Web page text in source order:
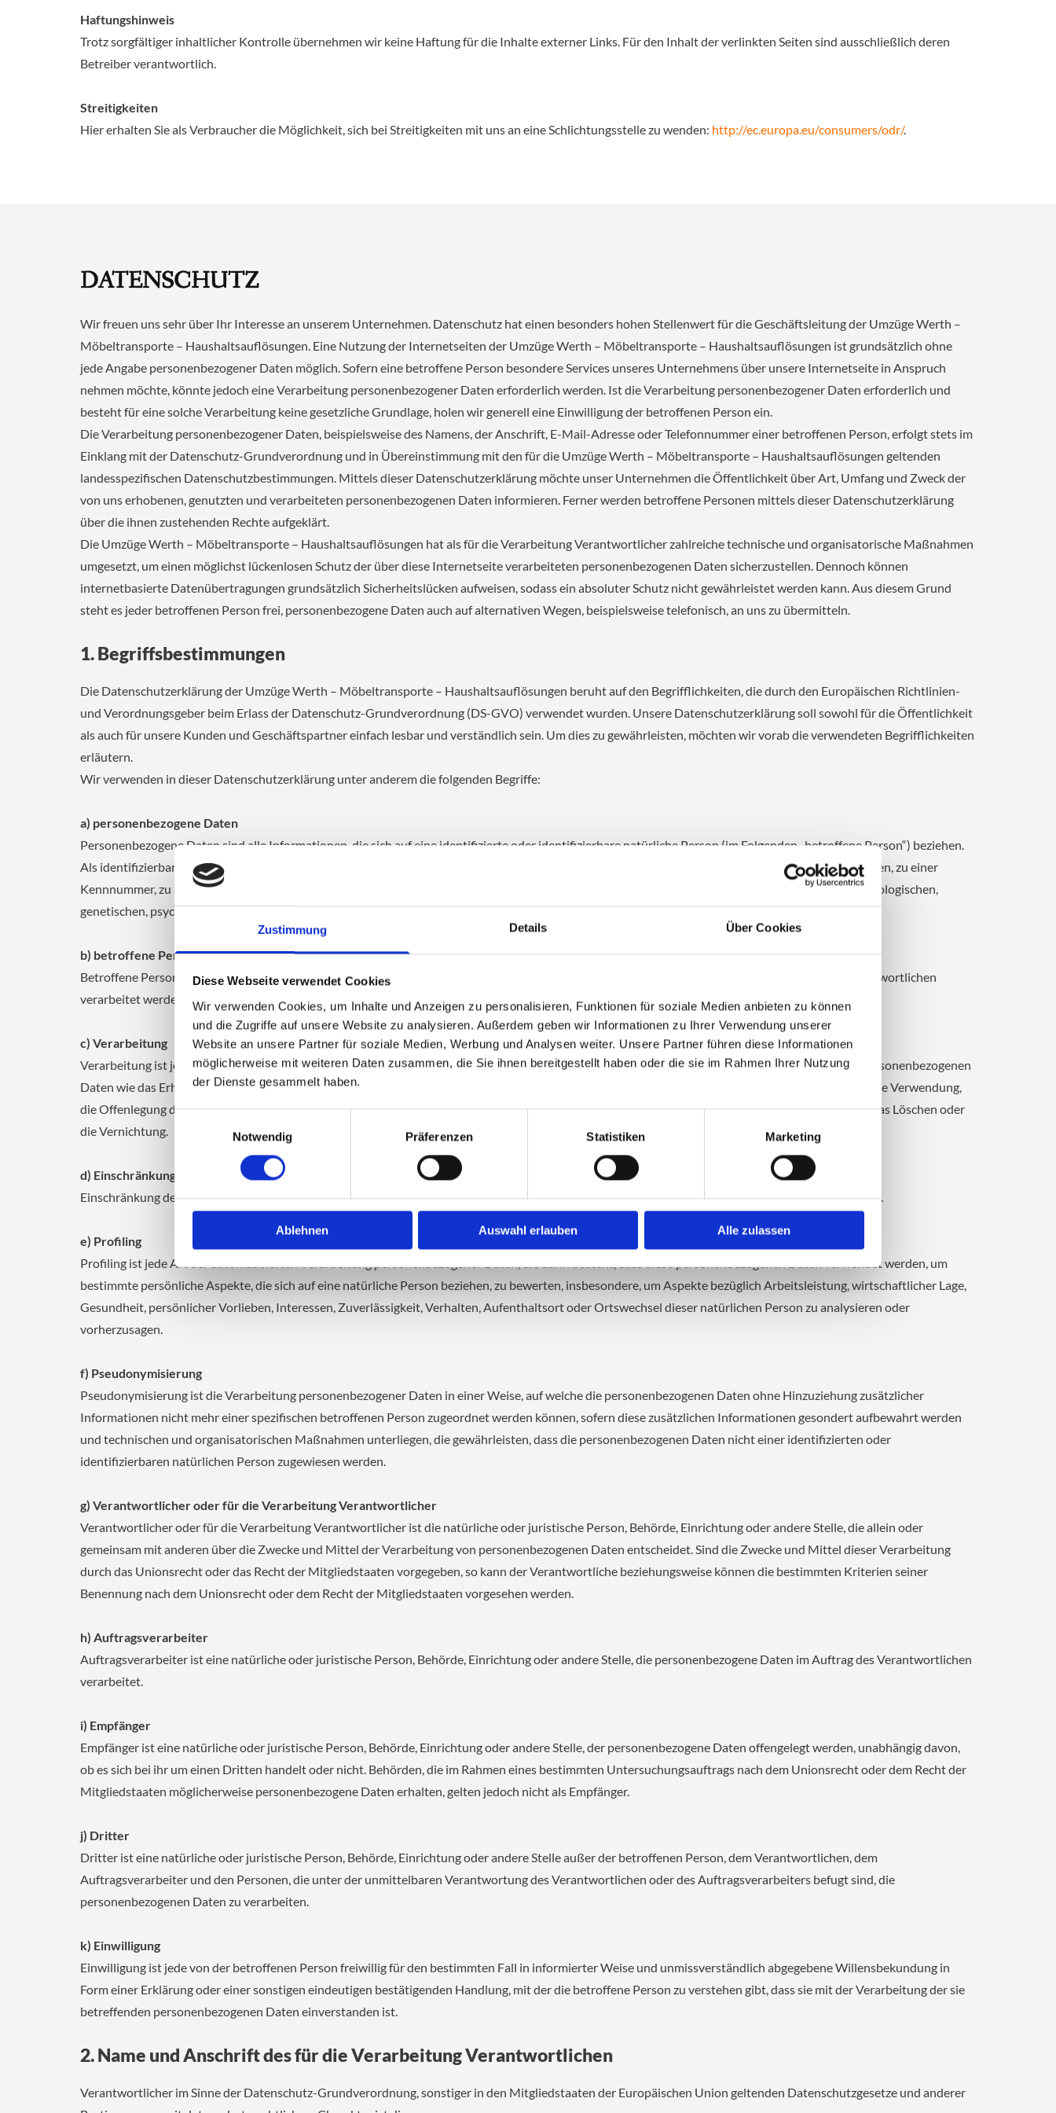
Zustimmung Details Über Cookies
Diese Webseite verwendet Cookies
Wir verwenden Cookies, um Inhalte und Anzeigen zu personalisieren, Funktionen für soziale Medien anbieten zu können
und die Zugriffe auf unsere Website zu analysieren. Außerdem geben wir Informationen zu Ihrer Verwendung unserer
Website an unsere Partner für soziale Medien, Werbung und Analysen weiter. Unsere Partner führen diese Informationen
möglicherweise mit weiteren Daten zusammen, die Sie ihnen bereitgestellt haben oder die sie im Rahmen Ihrer Nutzung
der Dienste gesammelt haben.
Einwilligungsauswahl
Notwendig
Präferenzen Statistiken Marketing
Ablehnen Auswahl erlauben Alle zulassen
Haftungshinweis
Trotz sorgfältiger inhaltlicher Kontrolle übernehmen wir keine Haftung für die Inhalte externer Links. Für den Inhalt der verlinkten Seiten sind ausschließlich deren
Betreiber verantwortlich.
Streitigkeiten
Hier erhalten Sie als Verbraucher die Möglichkeit, sich bei Streitigkeiten mit uns an eine Schlichtungsstelle zu wenden: http://ec.europa.eu/consumers/odr/.
DATENSCHUTZ
Wir freuen uns sehr über Ihr Interesse an unserem Unternehmen. Datenschutz hat einen besonders hohen Stellenwert für die Geschäftsleitung der Umzüge Werth –
Möbeltransporte – Haushaltsauflösungen. Eine Nutzung der Internetseiten der Umzüge Werth – Möbeltransporte – Haushaltsauflösungen ist grundsätzlich ohne
jede Angabe personenbezogener Daten möglich. Sofern eine betroffene Person besondere Services unseres Unternehmens über unsere Internetseite in Anspruch
nehmen möchte, könnte jedoch eine Verarbeitung personenbezogener Daten erforderlich werden. Ist die Verarbeitung personenbezogener Daten erforderlich und
besteht für eine solche Verarbeitung keine gesetzliche Grundlage, holen wir generell eine Einwilligung der betroffenen Person ein.
Die Verarbeitung personenbezogener Daten, beispielsweise des Namens, der Anschrift, E-Mail-Adresse oder Telefonnummer einer betroffenen Person, erfolgt stets im
Einklang mit der Datenschutz-Grundverordnung und in Übereinstimmung mit den für die Umzüge Werth – Möbeltransporte – Haushaltsauflösungen geltenden
landesspezifischen Datenschutzbestimmungen. Mittels dieser Datenschutzerklärung möchte unser Unternehmen die Öffentlichkeit über Art, Umfang und Zweck der
von uns erhobenen, genutzten und verarbeiteten personenbezogenen Daten informieren. Ferner werden betroffene Personen mittels dieser Datenschutzerklärung
über die ihnen zustehenden Rechte aufgeklärt.
Die Umzüge Werth – Möbeltransporte – Haushaltsauflösungen hat als für die Verarbeitung Verantwortlicher zahlreiche technische und organisatorische Maßnahmen
umgesetzt, um einen möglichst lückenlosen Schutz der über diese Internetseite verarbeiteten personenbezogenen Daten sicherzustellen. Dennoch können
internetbasierte Datenübertragungen grundsätzlich Sicherheitslücken aufweisen, sodass ein absoluter Schutz nicht gewährleistet werden kann. Aus diesem Grund
steht es jeder betroffenen Person frei, personenbezogene Daten auch auf alternativen Wegen, beispielsweise telefonisch, an uns zu übermitteln.
1. Begriffsbestimmungen
Die Datenschutzerklärung der Umzüge Werth – Möbeltransporte – Haushaltsauflösungen beruht auf den Begrifflichkeiten, die durch den Europäischen Richtlinien-
und Verordnungsgeber beim Erlass der Datenschutz-Grundverordnung (DS-GVO) verwendet wurden. Unsere Datenschutzerklärung soll sowohl für die Öffentlichkeit
als auch für unsere Kunden und Geschäftspartner einfach lesbar und verständlich sein. Um dies zu gewährleisten, möchten wir vorab die verwendeten Begrifflichkeiten
erläutern.
Wir verwenden in dieser Datenschutzerklärung unter anderem die folgenden Begriffe:
a) personenbezogene Daten
Personenbezogene Daten sind alle Informationen, die sich auf eine identifizierte oder identifizierbare natürliche Person (im Folgenden „betroffene Person“) beziehen.
Als identifizierbar wird eine natürliche Person angesehen, die direkt oder indirekt, insbesondere mittels Zuordnung zu einer Kennung wie einem Namen, zu einer
Kennnummer, zu Standortdaten, zu einer Online-Kennung oder zu einem oder mehreren besonderen Merkmalen, die Ausdruck der physischen, physiologischen,
genetischen, psychischen, wirtschaftlichen, kulturellen oder sozialen Identität dieser natürlichen Person sind, identifiziert werden kann.
b) betroffene Person
Betroffene Person ist jede identifizierte oder identifizierbare natürliche Person, deren personenbezogene Daten von dem für die Verarbeitung Verantwortlichen
verarbeitet werden.
c) Verarbeitung
Verarbeitung ist jeder mit oder ohne Hilfe automatisierter Verfahren ausgeführte Vorgang oder jede solche Vorgangsreihe im Zusammenhang mit personenbezogenen
Daten wie das Erheben, das Erfassen, die Organisation, das Ordnen, die Speicherung, die Anpassung oder Veränderung, das Auslesen, das Abfragen, die Verwendung,
die Offenlegung durch Übermittlung, Verbreitung oder eine andere Form der Bereitstellung, den Abgleich oder die Verknüpfung, die Einschränkung, das Löschen oder
die Vernichtung.
d) Einschränkung der Verarbeitung
Einschränkung der Verarbeitung ist die Markierung gespeicherter personenbezogener Daten mit dem Ziel, ihre künftige Verarbeitung einzuschränken.
e) Profiling
Profiling ist jede Art der automatisierten Verarbeitung personenbezogener Daten, die darin besteht, dass diese personenbezogenen Daten verwendet werden, um
bestimmte persönliche Aspekte, die sich auf eine natürliche Person beziehen, zu bewerten, insbesondere, um Aspekte bezüglich Arbeitsleistung, wirtschaftlicher Lage,
Gesundheit, persönlicher Vorlieben, Interessen, Zuverlässigkeit, Verhalten, Aufenthaltsort oder Ortswechsel dieser natürlichen Person zu analysieren oder
vorherzusagen.
f) Pseudonymisierung
Pseudonymisierung ist die Verarbeitung personenbezogener Daten in einer Weise, auf welche die personenbezogenen Daten ohne Hinzuziehung zusätzlicher
Informationen nicht mehr einer spezifischen betroffenen Person zugeordnet werden können, sofern diese zusätzlichen Informationen gesondert aufbewahrt werden
und technischen und organisatorischen Maßnahmen unterliegen, die gewährleisten, dass die personenbezogenen Daten nicht einer identifizierten oder
identifizierbaren natürlichen Person zugewiesen werden.
g) Verantwortlicher oder für die Verarbeitung Verantwortlicher
Verantwortlicher oder für die Verarbeitung Verantwortlicher ist die natürliche oder juristische Person, Behörde, Einrichtung oder andere Stelle, die allein oder
gemeinsam mit anderen über die Zwecke und Mittel der Verarbeitung von personenbezogenen Daten entscheidet. Sind die Zwecke und Mittel dieser Verarbeitung
durch das Unionsrecht oder das Recht der Mitgliedstaaten vorgegeben, so kann der Verantwortliche beziehungsweise können die bestimmten Kriterien seiner
Benennung nach dem Unionsrecht oder dem Recht der Mitgliedstaaten vorgesehen werden.
h) Auftragsverarbeiter
Auftragsverarbeiter ist eine natürliche oder juristische Person, Behörde, Einrichtung oder andere Stelle, die personenbezogene Daten im Auftrag des Verantwortlichen
verarbeitet.
i) Empfänger
Empfänger ist eine natürliche oder juristische Person, Behörde, Einrichtung oder andere Stelle, der personenbezogene Daten offengelegt werden, unabhängig davon,
ob es sich bei ihr um einen Dritten handelt oder nicht. Behörden, die im Rahmen eines bestimmten Untersuchungsauftrags nach dem Unionsrecht oder dem Recht der
Mitgliedstaaten möglicherweise personenbezogene Daten erhalten, gelten jedoch nicht als Empfänger.
j) Dritter
Dritter ist eine natürliche oder juristische Person, Behörde, Einrichtung oder andere Stelle außer der betroffenen Person, dem Verantwortlichen, dem
Auftragsverarbeiter und den Personen, die unter der unmittelbaren Verantwortung des Verantwortlichen oder des Auftragsverarbeiters befugt sind, die
personenbezogenen Daten zu verarbeiten.
k) Einwilligung
Einwilligung ist jede von der betroffenen Person freiwillig für den bestimmten Fall in informierter Weise und unmissverständlich abgegebene Willensbekundung in
Form einer Erklärung oder einer sonstigen eindeutigen bestätigenden Handlung, mit der die betroffene Person zu verstehen gibt, dass sie mit der Verarbeitung der sie
betreffenden personenbezogenen Daten einverstanden ist.
2. Name und Anschrift des für die Verarbeitung Verantwortlichen
Verantwortlicher im Sinne der Datenschutz-Grundverordnung, sonstiger in den Mitgliedstaaten der Europäischen Union geltenden Datenschutzgesetze und anderer